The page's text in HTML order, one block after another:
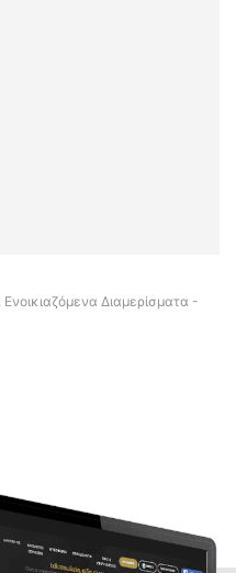
Ενοικιαζόμενα Διαμερίσματα -